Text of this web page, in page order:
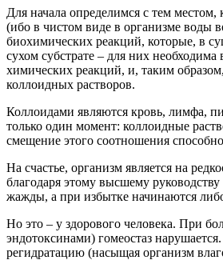
Для начала определимся с тем
(ибо в чистом виде в организме воды
биохимических реакций, которые, в
сухом субстрате – для них
химических реакций, и, таким
коллоидных растворов.
Коллоидами являются кровь, лимфа,
только один момент: коллоидные
смещение этого соотношения
На счастье, организм является на
благодаря этому высшему
жажды, а при избытке начинаются
Но это – у здорового человека. При
эндотоксинами) гомеостаз
регидратацию (насыщая организм